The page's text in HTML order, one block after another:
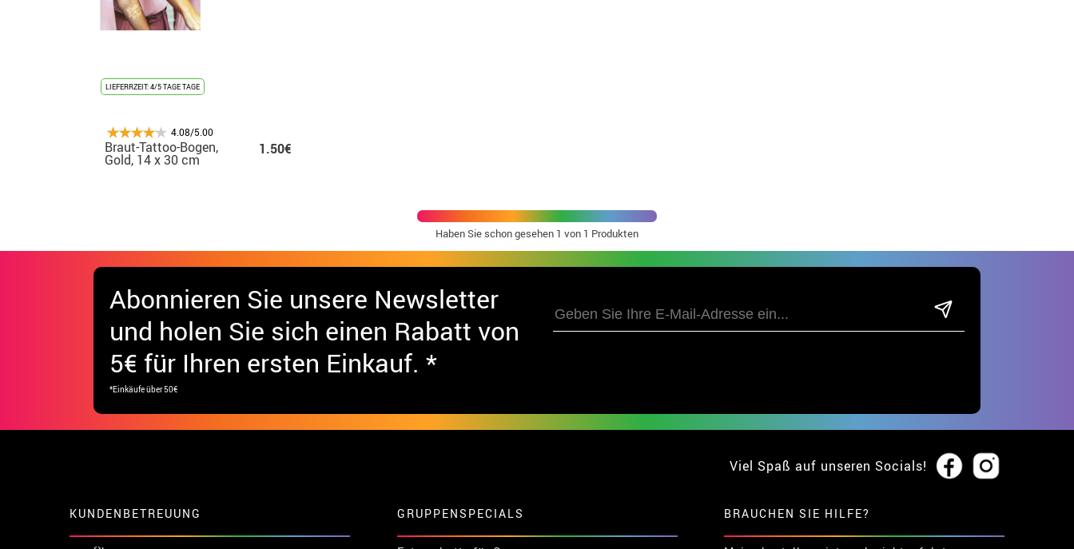
LIEFERRZEIT: 4/5 TAGE TAGE
4.08/5.00
Braut-Tattoo-Bogen,
Gold, 14 x 30 cm
1.50€
Haben Sie schon gesehen 1 von 1 Produkten
Abonnieren Sie unsere Newsletter
und holen Sie sich einen Rabatt von
5€ für Ihren ersten Einkauf. *
*Einkäufe über 50€
Viel Spaß auf unseren Socials!
KUNDENBETREUUNG GRUPPENSPECIALS BRAUCHEN SIE HILFE?